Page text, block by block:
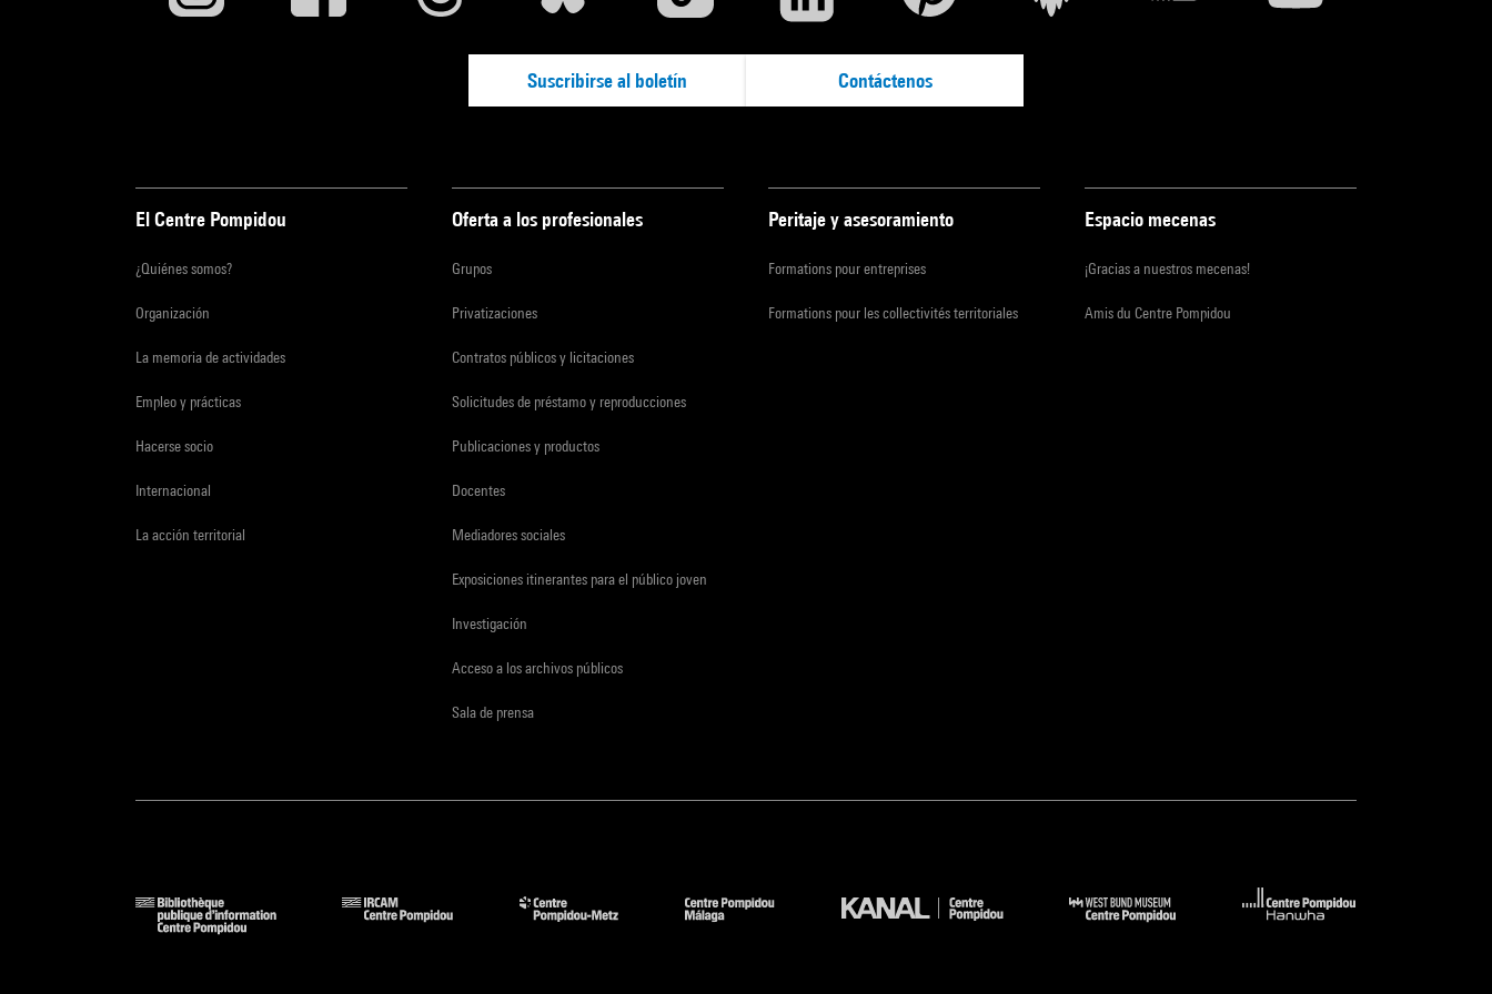
Suscribirse al boletín Contáctenos
El Centre Pompidou
¿Quiénes somos?
Organización
La memoria de actividades
Empleo y prácticas
Hacerse socio
Internacional
La acción territorial
Oferta a los profesionales
Grupos
Privatizaciones
Contratos públicos y licitaciones
Solicitudes de préstamo y reproducciones
Publicaciones y productos
Docentes
Mediadores sociales
Exposiciones itinerantes para el público joven
Investigación
Acceso a los archivos públicos
Sala de prensa
Peritaje y asesoramiento
Formations pour entreprises
Formations pour les collectivités territoriales
Espacio mecenas
¡Gracias a nuestros mecenas!
Amis du Centre Pompidou